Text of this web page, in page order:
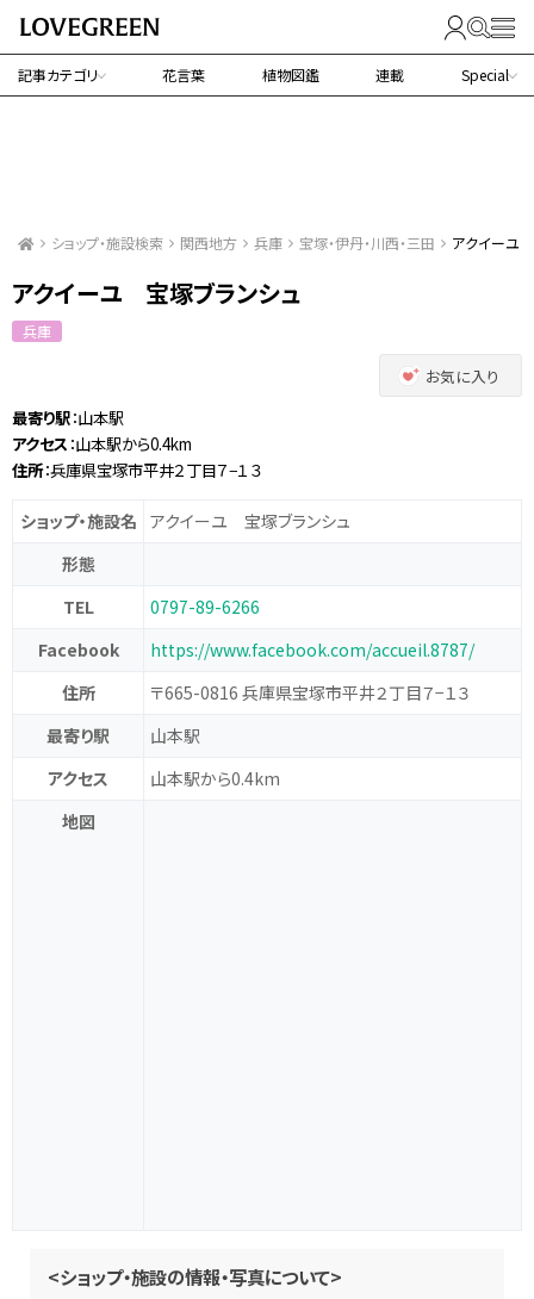
記事カテゴリ 花言葉 植物図鑑 連載 Special
ショップ・施設検索 関西地方 兵庫 宝塚・伊丹・川西・三田 アクイーユ
アクイーユ 宝塚ブランシュ
兵庫
お気に入り
最寄り駅：山本駅
アクセス ：山本駅から0.4km
住所：兵庫県宝塚市平井２丁目７−１３
ショップ・施設名 アクイーユ 宝塚ブランシュ
形態
TEL
0797-89-6266
Facebook
https://www.facebook.com/accueil.8787/
住所
〒665-0816 兵庫県宝塚市平井２丁目７−１３
最寄り駅
山本駅
アクセス
山本駅から0.4km
地図
<ショップ・施設の情報・写真について>